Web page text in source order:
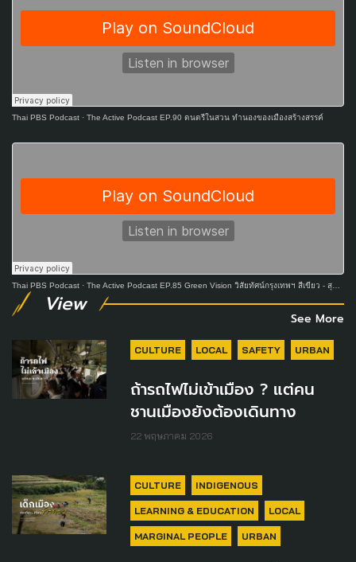
Thai PBS Podcast · The Active Podcast EP.90 ดนตรีในสวน ทำนองของเมืองสร้างสรรค์
Thai PBS Podcast · The Active Podcast EP.85 Green Vision วิสัยทัศน์กรุงเทพฯ สีเขียว - สุชัชวีร์ สุวรรณสวัสดิ์
View
See More
CULTURE LOCAL SAFETY URBAN
ถ้ารถไฟไม่เข้าเมือง ? แต่คน
ชานเมืองยังต้องเดินทาง
22 พฤษภาคม 2026
CULTURE INDIGENOUS
LEARNING & EDUCATION LOCAL
MARGINAL PEOPLE URBAN